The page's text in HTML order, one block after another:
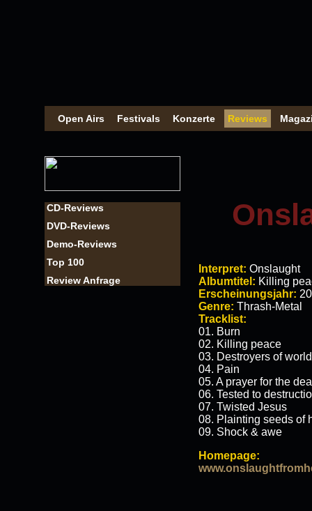
Open Airs Festivals Konzerte Reviews
CD-Reviews
DVD-Reviews
Demo-Reviews
Top 100
Review Anfrage
Interpret: Onslaught
Albumtitel: Killing
Erscheinungsjahr:
Genre: Thrash-Metal
Tracklist:
01. Burn
02. Killing peace
03. Destroyers of
04. Pain
05. A prayer for the
06. Tested to
07. Twisted Jesus
08. Plainting seeds of
09. Shock & awe
Homepage: